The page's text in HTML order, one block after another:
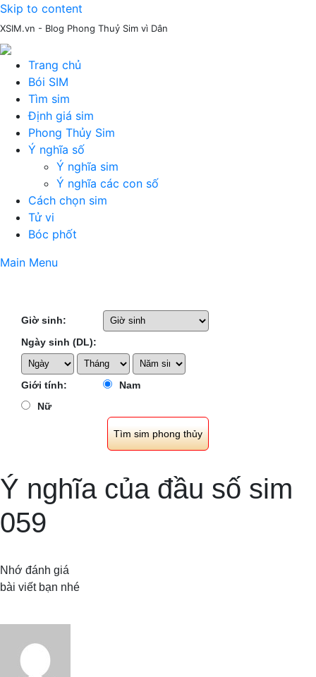
Skip to content
XSIM.vn - Blog Phong Thuỷ Sim vì Dân
Trang chủ
Bói SIM
Tìm sim
Định giá sim
Phong Thủy Sim
Ý nghĩa số
Ý nghĩa sim
Ý nghĩa các con số
Cách chọn sim
Tử vi
Bóc phốt
Main Menu
Giờ sinh:
Ngày sinh (DL):
Giới tính:
Nam
Nữ
Ý nghĩa của đầu số sim
059
Nhớ đánh giá
bài viết bạn nhé